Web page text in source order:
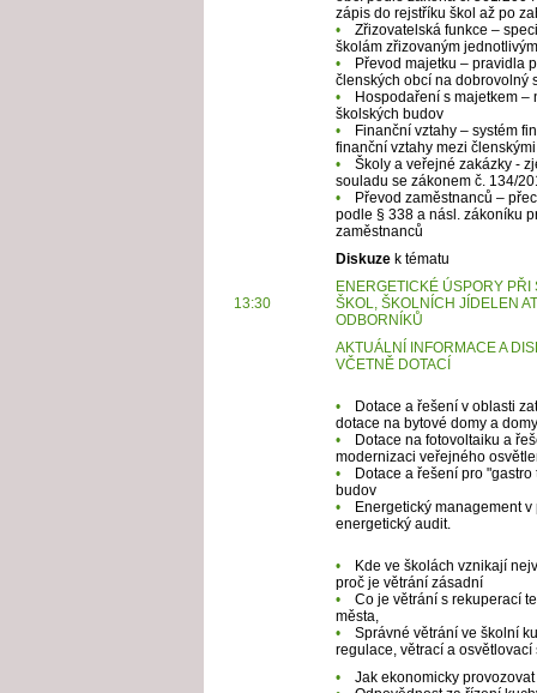
zápis do rejstříku škol až po
•
Zřizovatelská funkce –
školám zřizovaným
•
Převod majetku – pravidla
členských obcí na dobrovolný
•
Hospodaření s majetkem –
školských budov
•
Finanční vztahy – systém
finanční vztahy mezi
•
Školy a veřejné zakázky -
souladu se zákonem č. 134/
•
Převod zaměstnanců –
podle § 338 a násl. zákoníku
zaměstnanců
Diskuzek tématu
13:30
ENERGETICKÉ ÚSPORY
ŠKOL, ŠKOLNÍCH JÍDELEN
ODBORNÍKŮ
AKTUÁLNÍ INFORMACE A
VČETNĚ DOTACÍ
•
Dotace a řešení v oblasti
dotace na bytové domy a
•
Dotace na fotovoltaiku a
modernizaci veřejného
•
Dotace a řešení pro
budov
•
Energetický management
energetický audit.
•
Kde ve školách vznikají
proč je větrání zásadní
•
Co je větrání s rekuperací
města,
•
Správné větrání ve školní
regulace, větrací a
•
Jak ekonomicky